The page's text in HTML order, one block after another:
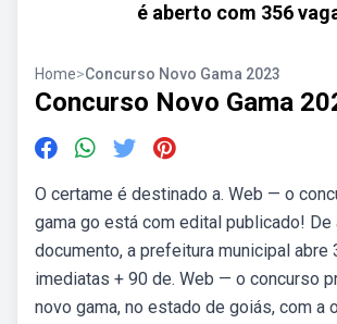
é aberto com 356
Home>Concurso Novo Gama 2023
Concurso Novo Gama
O certame é destinado a. Web — o
gama go está com edital publicado! De
documento, a prefeitura municipal abre
imediatas + 90 de. Web — o concurso
novo gama, no estado de goiás, com a